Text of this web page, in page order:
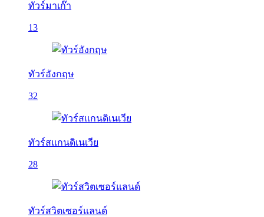
ทัวร์มาเก๊า
13
ทัวร์อังกฤษ
32
ทัวร์สแกนดิเนเวีย
28
ทัวร์สวิตเซอร์แลนด์